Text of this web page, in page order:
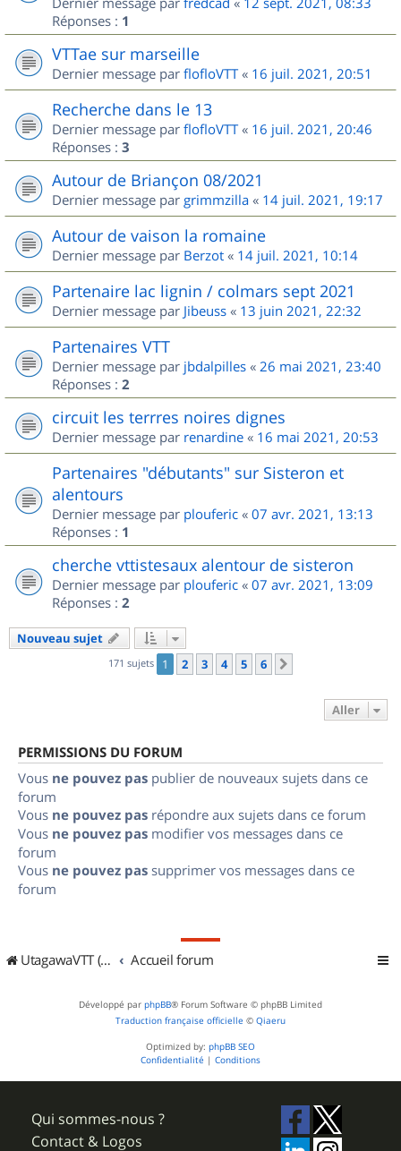
Réponses : 1
VTTae sur marseille
Dernier message par flofloVTT« 16 juil. 2021, 20:51
Recherche dans le 13
Dernier message par flofloVTT« 16 juil. 2021, 20:46
Réponses : 3
Autour de Briançon 08/2021
Dernier message par grimmzilla « 14 juil. 2021, 19:17
Autour de vaison la romaine
Dernier message par Berzot « 14 juil. 2021, 10:14
Partenaire lac lignin / colmars sept 2021
Dernier message par Jibeuss « 13 juin 2021, 22:32
Partenaires VTT
Dernier message par jbdalpilles « 26 mai 2021, 23:40
Réponses : 2
circuit les terrres noires dignes
Dernier message par renardine « 16 mai 2021, 20:53
Partenaires "débutants" sur Sisteron et
alentours
Dernier message par plouferic « 07 avr. 2021, 13:13
Réponses : 1
cherche vttistesaux alentour de sisteron
Dernier message par plouferic « 07 avr. 2021, 13:09
Réponses : 2
Nouveau sujet
171 sujets 1 2 3 4 5 6
Aller
PERMISSIONS DU FORUM
Vous ne pouvez pas publier de nouveaux sujets dans ce
forum
Vous ne pouvez pas répondre aux sujets dans ce forum
Vous ne pouvez pas modifier vos messages dans ce
forum
Vous ne pouvez pas supprimer vos messages dans ce
forum
UtagawaVTT (Randos VTT et VTTAE avec traces GPS) Accueil forum
Développé par phpBB® Forum Software © phpBB Limited
Traduction française officielle © Qiaeru
Optimized by: phpBB SEO
Confidentialité | Conditions
Qui sommes-nous ?
Contact & Logos